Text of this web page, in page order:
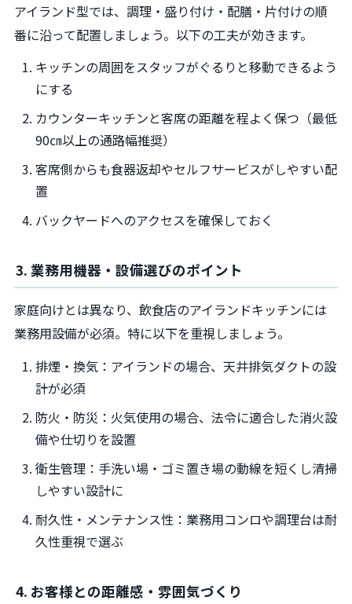
アイランド型では、調理・盛り付け・配膳・片付けの順
番に沿って配置しましょう。以下の工夫が効きます。
キッチンの周囲をスタッフがぐるりと移動できるよう
にする
カウンターキッチンと客席の距離を程よく保つ（最低
90㎝以上の通路幅推奨）
客席側からも食器返却やセルフサービスがしやすい配
置
バックヤードへのアクセスを確保しておく
3. 業務用機器・設備選びのポイント
家庭向けとは異なり、飲食店のアイランドキッチンには
業務用設備が必須。特に以下を重視しましょう。
排煙・換気：アイランドの場合、天井排気ダクトの設
計が必須
防火・防災：火気使用の場合、法令に適合した消火設
備や仕切りを設置
衛生管理：手洗い場・ゴミ置き場の動線を短くし清掃
しやすい設計に
耐久性・メンテナンス性：業務用コンロや調理台は耐
久性重視で選ぶ
4. お客様との距離感・雰囲気づくり